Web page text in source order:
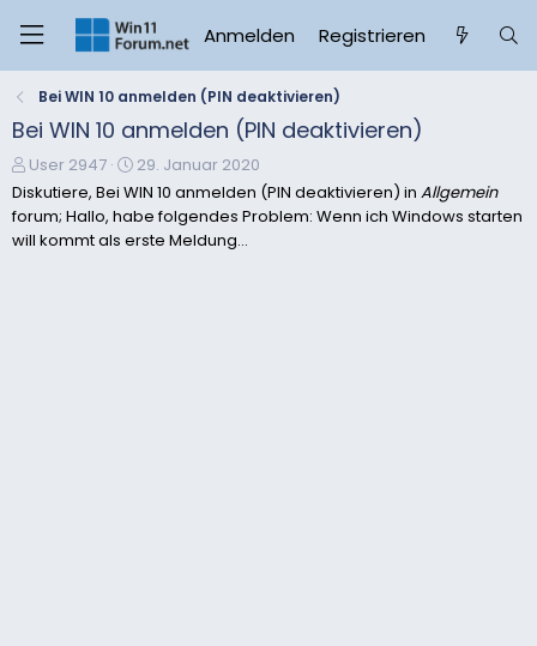
Anmelden Registrieren
Bei WIN 10 anmelden (PIN deaktivieren)
Bei WIN 10 anmelden (PIN deaktivieren)
E
r
s
t
User 2947
E
r
s
t
29. Januar 2020
Diskutiere, Bei WIN 10 anmelden (PIN deaktivieren) in Allgemein
forum; Hallo, habe folgendes Problem: Wenn ich Windows starten
will kommt als erste Meldung...